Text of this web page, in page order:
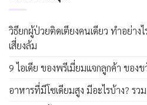
วิธียกผู้ป่วยติดเตียงคนเดียว ทำอย่าง
เสี่ยงล้ม
9 ไอเดีย ของพรีเมี่ยมแจกลูกค้า ของ
อาหารที่มีโซเดียมสูง มีอะไรบ้าง? ร